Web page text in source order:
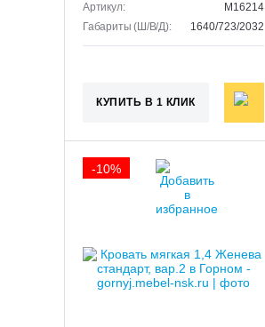
Артикул:
M16214
Габариты (Ш/В/Д):
1640/723/2032
КУПИТЬ В 1 КЛИК
-10%